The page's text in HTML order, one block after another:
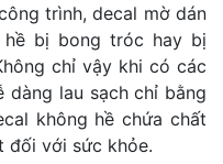
trình, decal mờ dán
bị bong tróc hay bị
chỉ vậy khi có các
dàng lau sạch chỉ bằng
không hề chứa chất
đối với sức khỏe.